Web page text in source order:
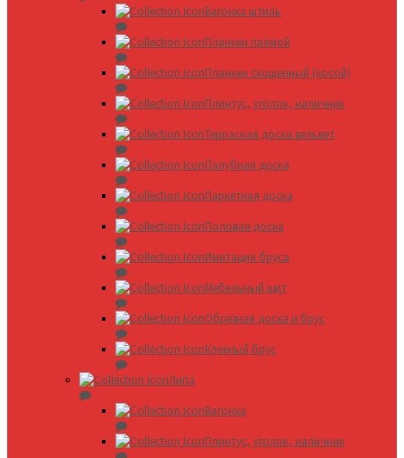
Вагонка штиль
Планкен прямой
Планкен скошенный (косой)
Плинтус, уголок, наличник
Террасная доска вельвет
Палубная доска
Паркетная доска
Половая доска
Имитация бруса
Мебельный щит
Обрезная доска и брус
Клееный брус
Липа
Вагонка
Плинтус, уголок, наличник